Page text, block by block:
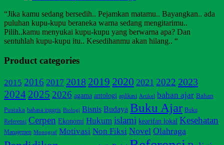
“Jika kamu sedang bersedih.. Pejamkan matamu.. Bayangkan.. ada
puluhan kupu-kupu beraneka warna sedang mengitarimu..
Pilih..kamu menyukai kupu-kupu yang berwarna apa? Dan
sentuhlah kupu-kupu itu.. Kesedihanmu akan hilang.. “
Product categories
2015 2016 2017 2018 2019 2020 2021 2022 2023
2024 2025 2026 agama antologi aplikasi Artikel bahan ajar Bahan
Pustaka bahasa inggris Biologi Bisnis Budaya Buku Ajar Buku
Referensi Cerpen Ekonomi Hukum islami kearifan lokal Kesehatan
Manajemen Monograf Motivasi Non Fiksi Novel Olahraga